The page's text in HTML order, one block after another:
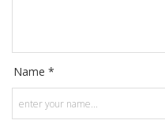
Name *